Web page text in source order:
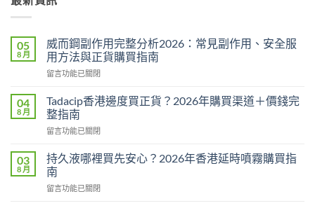
05
8 月
威而鋼副作用完整分析2026：常見副作用、安全服
用方法與正貨購買指南
在
而
鋼
副
作
完
整
分
析
留言功能已關閉
04
8 月
Tadacip香港邊度買正貨？2026年購買渠道＋價錢完
整指南
在
香
港
邊
度
留言功能已關閉
03
8 月
持久液哪裡買先安心？2026年香港延時噴霧購買指
南
在
留言功能已關閉